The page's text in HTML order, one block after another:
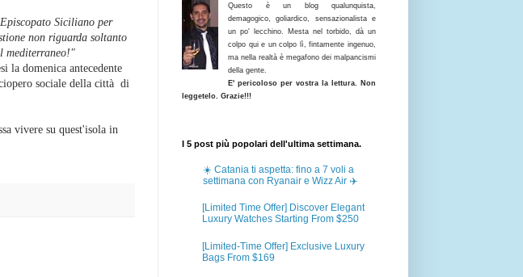
Siciliano per
non riguarda soltanto
mediterraneo!"
la domenica antecedente
sociale della città di
vivere su quest'isola in
Questo è un blog qualunquista,
demagogico, goliardico, sensazionalista e
un po' lecchino. Mesta nel torbido, dà un
colpo qui e un colpo lì, fintamente ingenuo,
ma nella realtà è megafono dei malpancismi
della gente.
E' pericoloso per vostra la lettura. Non
leggetelo. Grazie!!!
I 5 post più popolari dell'ultima settimana.
☀️ Catania ti aspetta: fino a 7 voli a
settimana con Ryanair e Wizz Air ✈️
[Limited Time Offer] Discover Elegant
Luxury Watches Starting From $250
[Limited-Time Offer] Exclusive Luxury
Bags From $169